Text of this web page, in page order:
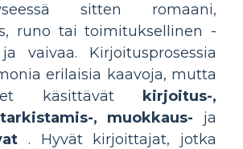
sitten romaani,
runo tai toimituksellinen -
vaivaa. Kirjoitusprosessia
erilaisia kaavoja, mutta
käsittävät
kirjoitus-,
, muokkaus- ja
. Hyvät kirjoittajat, jotka